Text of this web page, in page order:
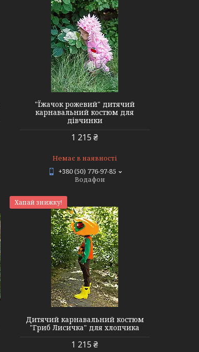
"Їжачок рожевий" дитячий
карнавальний костюм для
дівчинки
1 215 ₴
Немає в наявності
+380 (50) 776-97-85
Водафон
Хапай знижку!
Дитячий карнавальний костюм
"Гриб Лисичка" для хлопчика
1 215 ₴